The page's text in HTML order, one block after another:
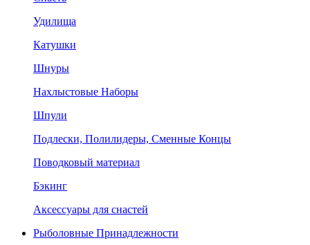
Удилища
Катушки
Шнуры
Нахлыстовые Наборы
Шпули
Подлески, Полилидеры, Сменные Концы
Поводковый материал
Бэкинг
Аксессуары для снастей
Рыболовные Принадлежности